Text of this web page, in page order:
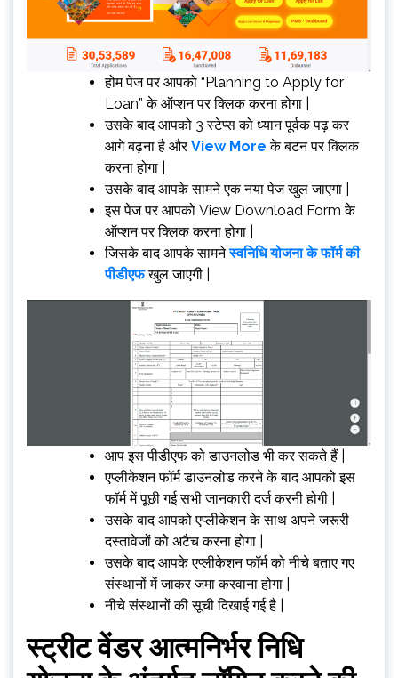
होम पेज पर आपको “Planning to Apply for
Loan” के ऑप्शन पर क्लिक करना होगा |
उसके बाद आपको 3 स्टेप्स को ध्यान पूर्वक पढ़ कर
आगे बढ़ना है औरView More के बटन पर क्लिक
करना होगा |
उसके बाद आपके सामने एक नया पेज खुल जाएगा |
इस पेज पर आपको View Download Form के
ऑप्शन पर क्लिक करना होगा |
जिसके बाद आपके सामनेस्वनिधि योजना के फॉर्म की
पीडीएफखुल जाएगी |
आप इस पीडीएफ को डाउनलोड भी कर सकते हैं |
एप्लीकेशन फॉर्म डाउनलोड करने के बाद आपको इस
फॉर्म में पूछी गई सभी जानकारी दर्ज करनी होगी |
उसके बाद आपको एप्लीकेशन के साथ अपने जरूरी
दस्तावेजों को अटैच करना होगा |
उसके बाद आपके एप्लीकेशन फॉर्म को नीचे बताए गए
संस्थानों में जाकर जमा करवाना होगा |
नीचे संस्थानों की सूची दिखाई गई है |
स्ट्रीट वेंडर आत्मनिर्भर निधि